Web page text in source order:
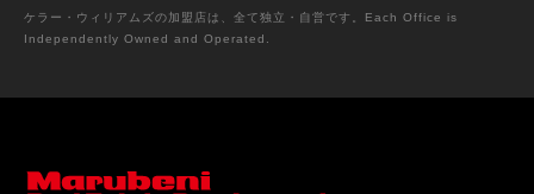
ケラー・ウィリアムズの加盟店は、全て独立・自営です。Each Office is
Independently Owned and Operated.